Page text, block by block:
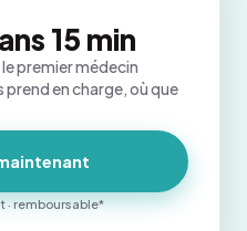
15 min
premier médecin
en charge, où que
· remboursable*